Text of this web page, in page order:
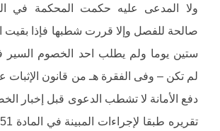
ولا المدعى عليه حكمت المحكمة في
صالحة للفصل وإلا قررت شطبها فإذا
ستين يوما ولم يطلب احد الخصوم السير
لم تكن – وفى الفقرة هـ من قانون الإثبات
دفع الأمانة لا تشطب الدعوى قبل إخبار